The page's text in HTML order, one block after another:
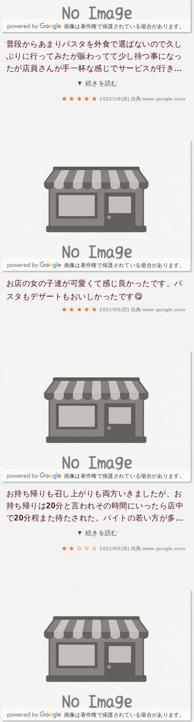
画像は著作権で保護されている場合があります。
普段からあまりパスタを外食で選ばないので久し
ぶりに行ってみたが賑わってて少し待つ事になっ
たが店員さんが手一杯な感じでサービスが行き渡
ってない感じ。味は美味しいんだからサービスを
▼ 続きを読む
2022/1/5(水) 出典:www.google.com
画像は著作権で保護されている場合があります。
お店の女の子達が可愛くて感じ良かったです。パ
スタもデザートもおいしかったです😋
2021/9/5(日) 出典:www.google.com
画像は著作権で保護されている場合があります。
お持ち帰りも召し上がりも両方いきましたが、お
持ち帰りは20分と言われその時間にいったら店中
で20分程また待たされた。バイトの若い方が多め
で、、、食べに行った時は4人でいき確実に注文
▼ 続きを読む
2021/8/5(木) 出典:www.google.com
画像は著作権で保護されている場合があります。